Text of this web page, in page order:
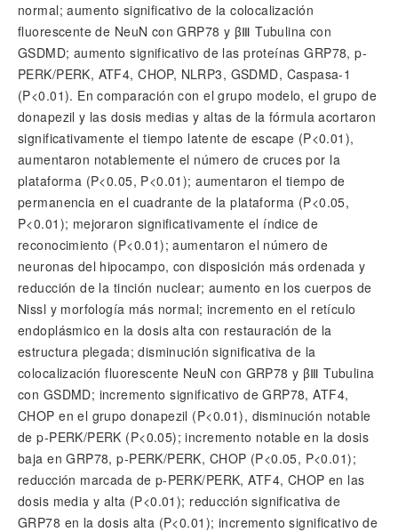
normal; aumento significativo de la colocalización
fluorescente de NeuN con GRP78 y βⅢ Tubulina con
GSDMD; aumento significativo de las proteínas GRP78, p-
PERK/PERK, ATF4, CHOP, NLRP3, GSDMD, Caspasa-1
(P<0.01). En comparación con el grupo modelo, el grupo de
donapezil y las dosis medias y altas de la fórmula acortaron
significativamente el tiempo latente de escape (P<0.01),
aumentaron notablemente el número de cruces por la
plataforma (P<0.05, P<0.01); aumentaron el tiempo de
permanencia en el cuadrante de la plataforma (P<0.05,
P<0.01); mejoraron significativamente el índice de
reconocimiento (P<0.01); aumentaron el número de
neuronas del hipocampo, con disposición más ordenada y
reducción de la tinción nuclear; aumento en los cuerpos de
Nissl y morfología más normal; incremento en el retículo
endoplásmico en la dosis alta con restauración de la
estructura plegada; disminución significativa de la
colocalización fluorescente NeuN con GRP78 y βⅢ Tubulina
con GSDMD; incremento significativo de GRP78, ATF4,
CHOP en el grupo donapezil (P<0.01), disminución notable
de p-PERK/PERK (P<0.05); incremento notable en la dosis
baja en GRP78, p-PERK/PERK, CHOP (P<0.05, P<0.01);
reducción marcada de p-PERK/PERK, ATF4, CHOP en las
dosis media y alta (P<0.01); reducción significativa de
GRP78 en la dosis alta (P<0.01); incremento significativo de